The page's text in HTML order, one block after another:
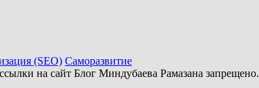
(SEO) Саморазвитие
на сайт Блог Миндубаева Рамазана запрещено.